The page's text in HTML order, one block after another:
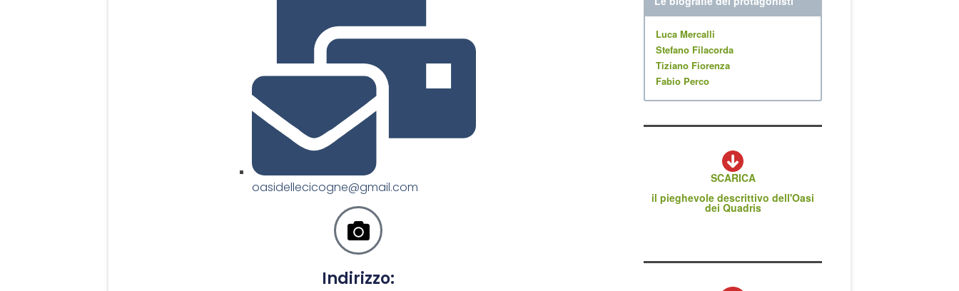
oasidellecicogne@gmail.com
Indirizzo:
Luca Mercalli
Stefano Filacorda
Tiziano Fiorenza
Fabio Perco
SCARICA
il pieghevole descrittivo dell'Oasi
dei Quadris